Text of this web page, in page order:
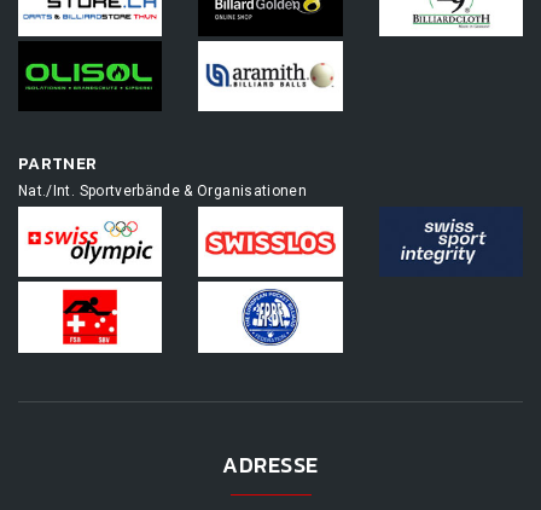
PARTNER
Nat./Int. Sportverbände & Organisationen
ADRESSE